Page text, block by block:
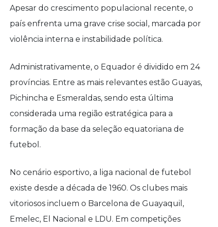
Apesar do crescimento populacional recente, o
país enfrenta uma grave crise social, marcada por
violência interna e instabilidade política.
Administrativamente, o Equador é dividido em 24
províncias. Entre as mais relevantes estão Guayas,
Pichincha e Esmeraldas, sendo esta última
considerada uma região estratégica para a
formação da base da seleção equatoriana de
futebol.
No cenário esportivo, a liga nacional de futebol
existe desde a década de 1960. Os clubes mais
vitoriosos incluem o Barcelona de Guayaquil,
Emelec, El Nacional e LDU. Em competições